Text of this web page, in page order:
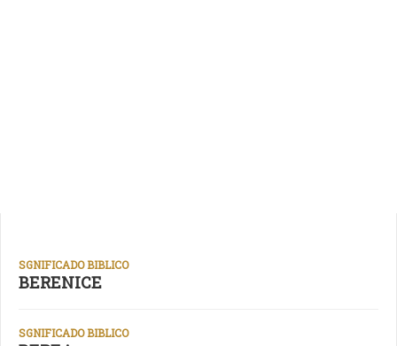
SGNIFICADO BIBLICO
BERENICE
SGNIFICADO BIBLICO